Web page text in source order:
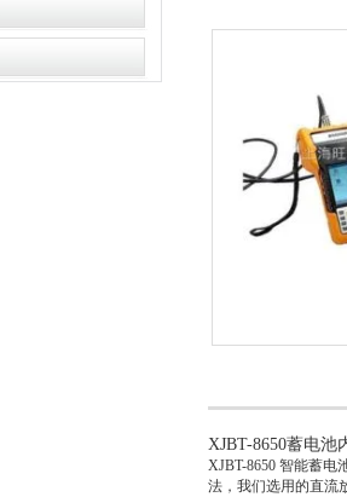
XJBT-8650蓄电池
XJBT-8650 智能蓄
法，我们选用的直流